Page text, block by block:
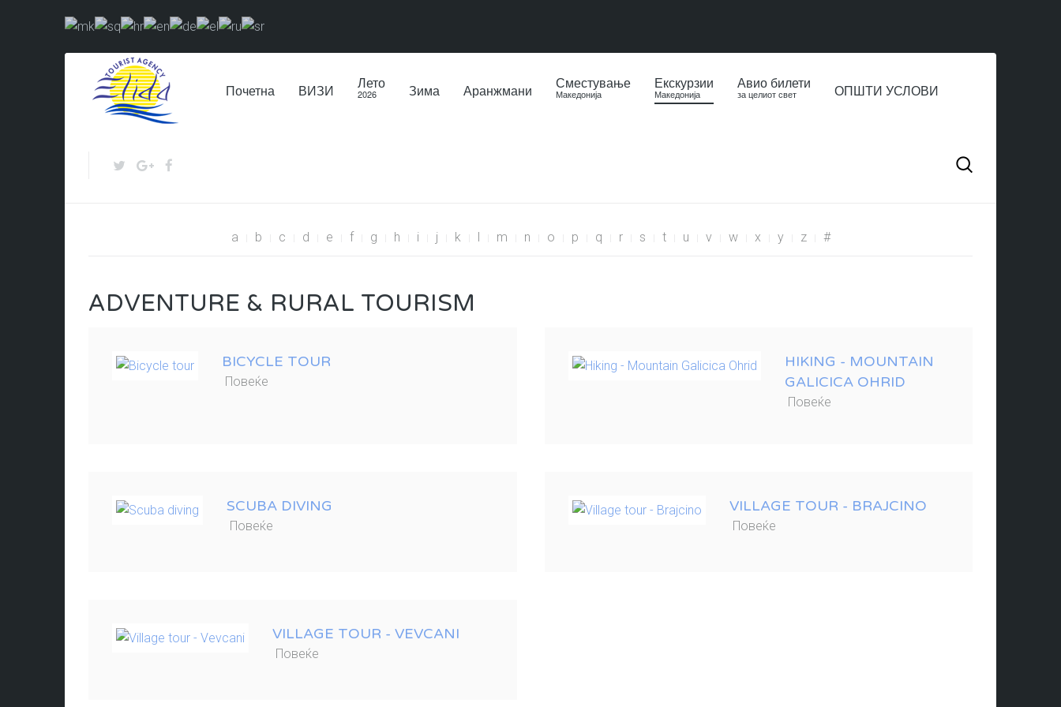
Почетна ВИЗИ Лето
2026 Зима Аранжмани Сместување
Македонија
Екскурзии
Македонија
Авио билети
за целиот свет ОПШТИ УСЛОВИ
a b c d e f g h i j k l m n o p q r s t u v w x y z #
ADVENTURE & RURAL TOURISM
BICYCLE TOUR
Повеќе
HIKING - MOUNTAIN
GALICICA OHRID
Повеќе
SCUBA DIVING
Повеќе
VILLAGE TOUR - BRAJCINO
Повеќе
VILLAGE TOUR - VEVCANI
Повеќе